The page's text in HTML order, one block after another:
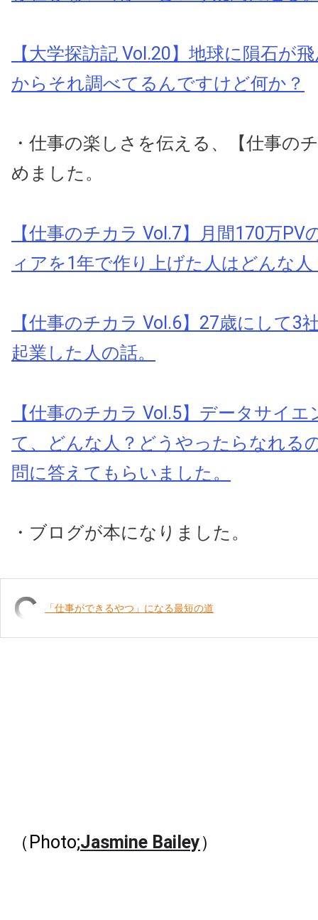
【大学探訪記 Vol.20】地球に隕石が
からそれ調べてるんですけど何か？
・仕事の楽しさを伝える、【仕事の
めました。
【仕事のチカラ Vol.7】月間170万
ィアを1年で作り上げた人はどんな人
【仕事のチカラ Vol.6】27歳にして3
起業した人の話。
【仕事のチカラ Vol.5】データサイ
て、どんな人？どうやったらなれ
問に答えてもらいました。
・ブログが本になりました。
「仕事ができるやつ」になる最短の道
（Photo;Jasmine Bailey）